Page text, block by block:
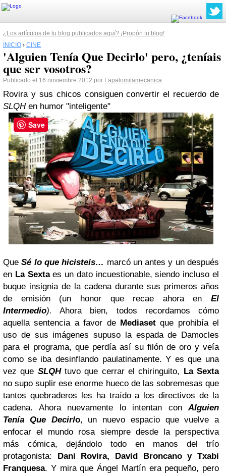
¿Los artículos de tu blog publicados aquí? ¡Propón tu blog!
INICIO › CINE
'Alguien Tenía Que Decirlo' pero, ¿teníais
que ser vosotros?
Publicado el 16 noviembre 2012 por Lapalomitamecanica
Rovira y sus chicos consiguenconvertir el recuerdo de
SLQHen humor "inteligente"
QueSé lo que hicisteis… marcó un antes y un después
en La Sextaes un dato incuestionable, siendo incluso el
buque insignia de la cadena durante sus primeros años
de emisión (un honor que recae ahora en El
Intermedio).
Ahora bien, todos recordamos cómo
aquella sentencia a favor de Mediasetque prohibía el
uso de sus imágenes supuso la espada de Damocles
para el programa, que perdía así su filón de oro y veía
como se iba desinflando paulatinamente. Y es que una
vez que SLQH tuvo que cerrar el chiringuito, La Sexta
no supo suplir ese enorme hueco de las sobremesas que
tantos quebraderos les ha traído a los directivos de la
cadena. Ahora nuevamente lo intentan con
Alguien
Tenía Que Decirlo, un nuevo espacio que vuelve a
enfocar el mundo rosa siempre desde la perspectiva
más cómica, dejándolo todo en manos del trío
protagonista: Dani Rovira, David Broncano y Txabi
Franquesa. Y mira que Ángel Martín era pequeño, pero
Save